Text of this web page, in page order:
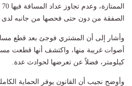
الصفقة من دون حتى فحصها من جانبه لدى
وأشار إلى أن المشتري فوجئ بعد قطع
كيلومتر، فضلاً عن تعرضها لحوادث عدة.
وأوضح نجيب أن القانون يوفر الحماية